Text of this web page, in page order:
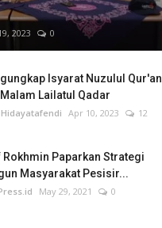
2023 0
Isyarat Nuzulul Qur'an
Malam Lailatul Qadar
Apr 10, 2023 12
Rokhmin Paparkan Strategi
Masyarakat Pesisir...
May 29, 2021 0